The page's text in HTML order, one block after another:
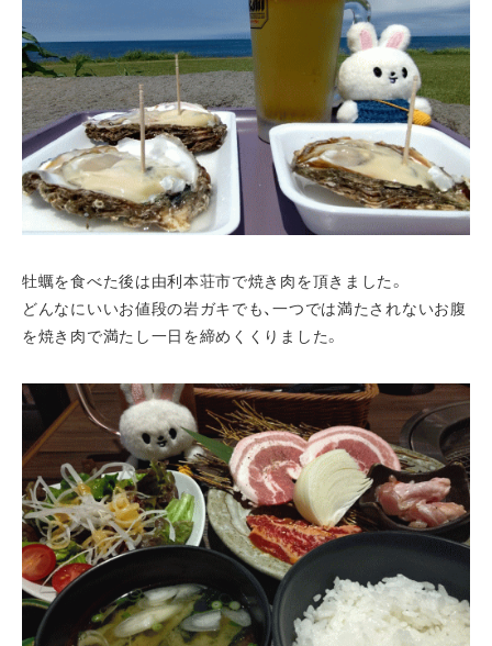
牡蠣を食べた後は由利本荘市で焼き肉を頂きました。
どんなにいいお値段の岩ガキでも、一つでは満たされないお腹
を焼き肉で満たし一日を締めくくりました。